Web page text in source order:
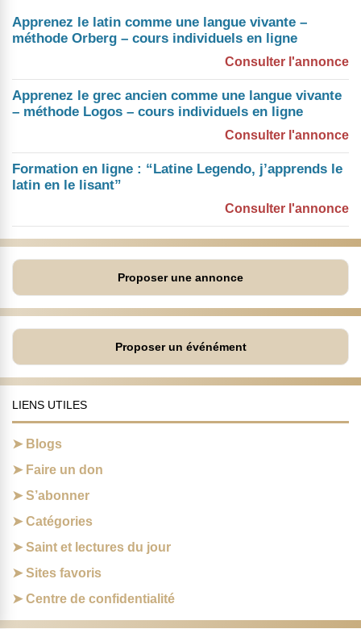
Apprenez le latin comme une langue vivante –
méthode Orberg – cours individuels en ligne
Consulter l'annonce
Apprenez le grec ancien comme une langue vivante
– méthode Logos – cours individuels en ligne
Consulter l'annonce
Formation en ligne : “Latine Legendo, j’apprends le
latin en le lisant”
Consulter l'annonce
Proposer une annonce
Proposer un événément
LIENS UTILES
Blogs
Faire un don
S’abonner
Catégories
Saint et lectures du jour
Sites favoris
Centre de confidentialité